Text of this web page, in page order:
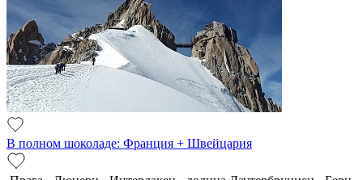
В полном шоколаде: Франция + Швейцария